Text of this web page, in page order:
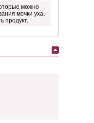
можно
мочки уха,
продукт.